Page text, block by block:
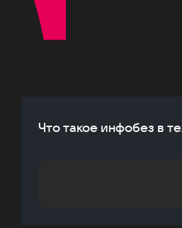
Что такое инфобез в